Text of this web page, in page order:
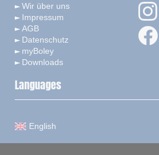
Wir über uns
Impressum
AGB
Datenschutz
myBoley
Downloads
Languages
English